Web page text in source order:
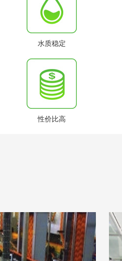
水质稳定
性价比高